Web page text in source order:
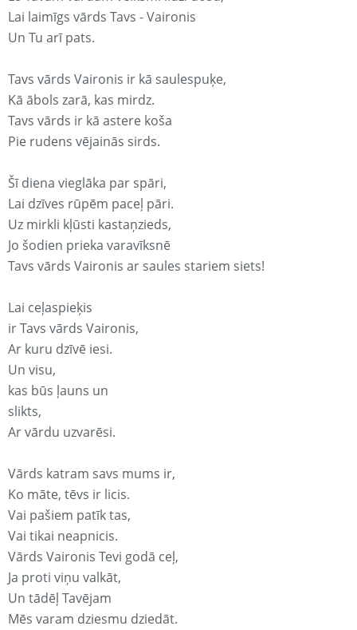
Lai laimīgs vārds Tavs - Vaironis
Un Tu arī pats.
Tavs vārds Vaironis ir kā saulespuķe,
Kā ābols zarā, kas mirdz.
Tavs vārds ir kā astere koša
Pie rudens vējainās sirds.
Šī diena vieglāka par spāri,
Lai dzīves rūpēm paceļ pāri.
Uz mirkli kļūsti kastaņzieds,
Jo šodien prieka varavīksnē
Tavs vārds Vaironis ar saules stariem siets!
Lai ceļaspieķis
ir Tavs vārds Vaironis,
Ar kuru dzīvē iesi.
Un visu,
kas būs ļauns un
slikts,
Ar vārdu uzvarēsi.
Vārds katram savs mums ir,
Ko māte, tēvs ir licis.
Vai pašiem patīk tas,
Vai tikai neapnicis.
Vārds Vaironis Tevi godā ceļ,
Ja proti viņu valkāt,
Un tādēļ Tavējam
Mēs varam dziesmu dziedāt.